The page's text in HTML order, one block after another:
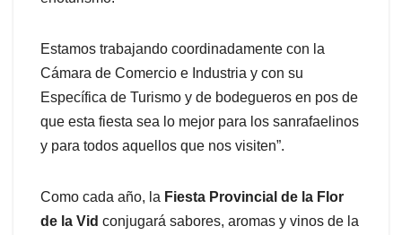
Estamos trabajando coordinadamente con la
Cámara de Comercio e Industria y con su
Específica de Turismo y de bodegueros en pos de
que esta fiesta sea lo mejor para los sanrafaelinos
y para todos aquellos que nos visiten”.
Como cada año, la Fiesta Provincial de la Flor
de la Vid conjugará sabores, aromas y vinos de la